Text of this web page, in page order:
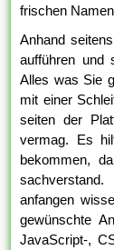
frischen
Anhand
aufführen und
Alles was Sie
mit einer
seiten der
vermag. Es
bekommen,
anfangen
gewünschte
JavaScript-,